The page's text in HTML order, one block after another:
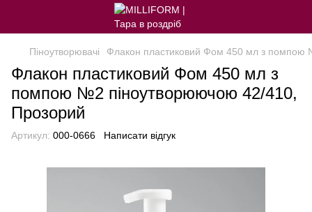
Піноутворювачі Флакон пластиковий Фом 450 мл з помпою
Флакон пластиковий Фом 450 мл з
помпою №2 піноутворюючою 42/410,
Прозорий
Артикул: 000-0666 Написати відгук